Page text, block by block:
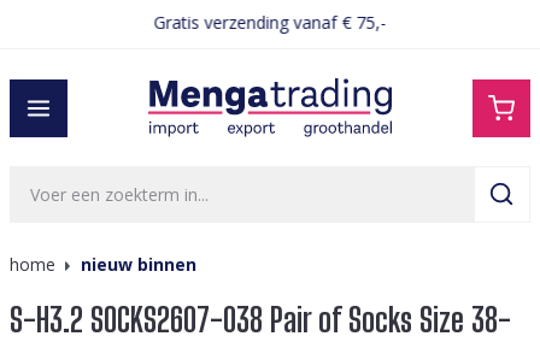
Gratis verzending vanaf € 75,-
home nieuw binnen
S-H3.2 SOCKS2607-038 Pair of Socks Size 38-